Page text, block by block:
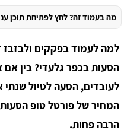
מה בעמוד זה? לחץ לפתיחת תוכן
למה לעמוד בפקקים ולבזבז
הסעות בכפר גלעדי? בין
לעובדים, הסעה לטיול
המחיר של פורטל טופ הסעות
הרבה פחות.